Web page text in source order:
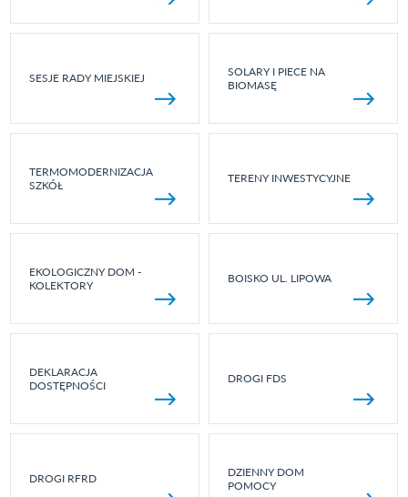
SESJE RADY MIEJSKIEJ
SOLARY I PIECE NA
BIOMASĘ
TERMOMODERNIZACJA
SZKÓŁ
TERENY INWESTYCYJNE
EKOLOGICZNY DOM -
KOLEKTORY
BOISKO UL. LIPOWA
DEKLARACJA
DOSTĘPNOŚCI
DROGI FDS
DROGI RFRD
DZIENNY DOM
POMOCY